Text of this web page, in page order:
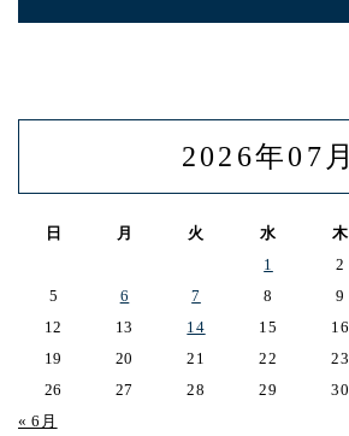
2026年07月
日 月 火 水 木
« 6月
1 2
5
6 7 8 9
12
13 14 15 16
19
20 21 22 23
26
27 28 29 30